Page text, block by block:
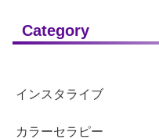
Category
インスタライブ
カラーセラピー